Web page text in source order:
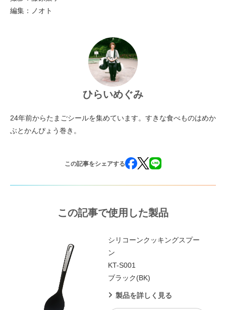
編集：ノオト
ひらいめぐみ
24年前からたまごシールを集めています。すきな食べものはめか
ぶとかんぴょう巻き。
この記事をシェアする
この記事で使用した製品
シリコーンクッキングスプー
ン
KT-S001
ブラック(BK)
製品を詳しく見る